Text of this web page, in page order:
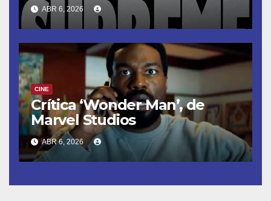
ABR 6, 2026
CINE
Crítica ‘Wonder Man’, de
Marvel Studios
ABR 6, 2026